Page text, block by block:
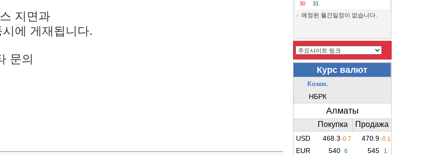
지면과
에 게재됩니다.
문의
30
31
예정된 월간일정이 없습니다.